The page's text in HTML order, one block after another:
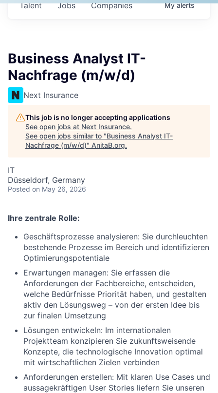
Jobs Companies
Talent Myalerts
Business Analyst IT-
Nachfrage (m/w/d)
Next Insurance
This job is no longer accepting applications
See open jobs at Next Insurance.
See open jobs similar to "Business Analyst IT-
Nachfrage (m/w/d)" AnitaB.org.
IT
Düsseldorf, Germany
Posted on May 26, 2026
Ihre zentrale Rolle:
Geschäftsprozesse analysieren: Sie durchleuchten
bestehende Prozesse im Bereich und identifizieren
Optimierungspotentiale
Erwartungen managen: Sie erfassen die
Anforderungen der Fachbereiche, entscheiden,
welche Bedürfnisse Priorität haben, und gestalten
aktiv den Lösungsweg – von der ersten Idee bis
zur finalen Umsetzung
Lösungen entwickeln: Im internationalen
Projektteam konzipieren Sie zukunftsweisende
Konzepte, die technologische Innovation optimal
mit wirtschaftlichen Zielen verbinden
Anforderungen erstellen: Mit klaren Use Cases und
aussagekräftigen User Stories liefern Sie unseren